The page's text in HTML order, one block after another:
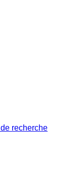
recherche